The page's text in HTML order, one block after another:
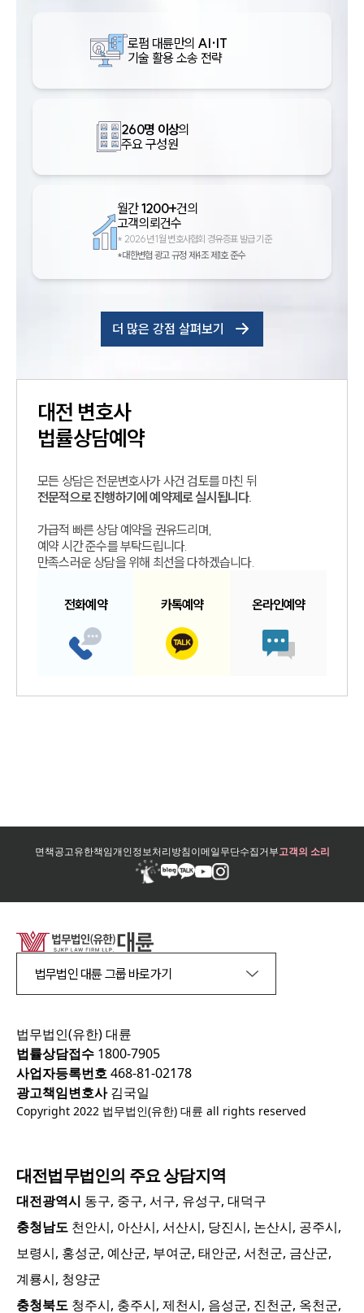
로펌 대륜만의 AI·IT
기술 활용 소송 전략
260명 이상의
주요 구성원
월간1200+건의
고객의뢰건수
* 2026년 1월 변호사협회 경유증표 발급 기준
*대한변협 광고 규정 제4조 제1호 준수
더 많은 강점 살펴보기
대전 변호사
법률상담예약
모든 상담은 전문변호사가 사건 검토를 마친 뒤
전문적으로 진행하기에 예약제로 실시됩니다.
가급적 빠른 상담 예약을 권유드리며,
예약 시간 준수를 부탁드립니다.
만족스러운 상담을 위해 최선을 다하겠습니다.
전화예약 카톡예약 온라인예약
면책공고유한책임개인정보처리방침이메일무단수집거부고객의 소리
법무법인 대륜 그룹 바로가기
법무법인(유한) 대륜
법률상담접수 1800-7905
사업자등록번호468-81-02178
광고책임변호사김국일
Copyright 2022 법무법인(유한) 대륜 all rights reserved
대전법무법인의 주요 상담지역
대전광역시 동구, 중구, 서구, 유성구, 대덕구
충청남도 천안시, 아산시, 서산시, 당진시, 논산시, 공주시,
보령시, 홍성군, 예산군, 부여군, 태안군, 서천군, 금산군,
계룡시, 청양군
충청북도 청주시, 충주시, 제천시, 음성군, 진천군, 옥천군,